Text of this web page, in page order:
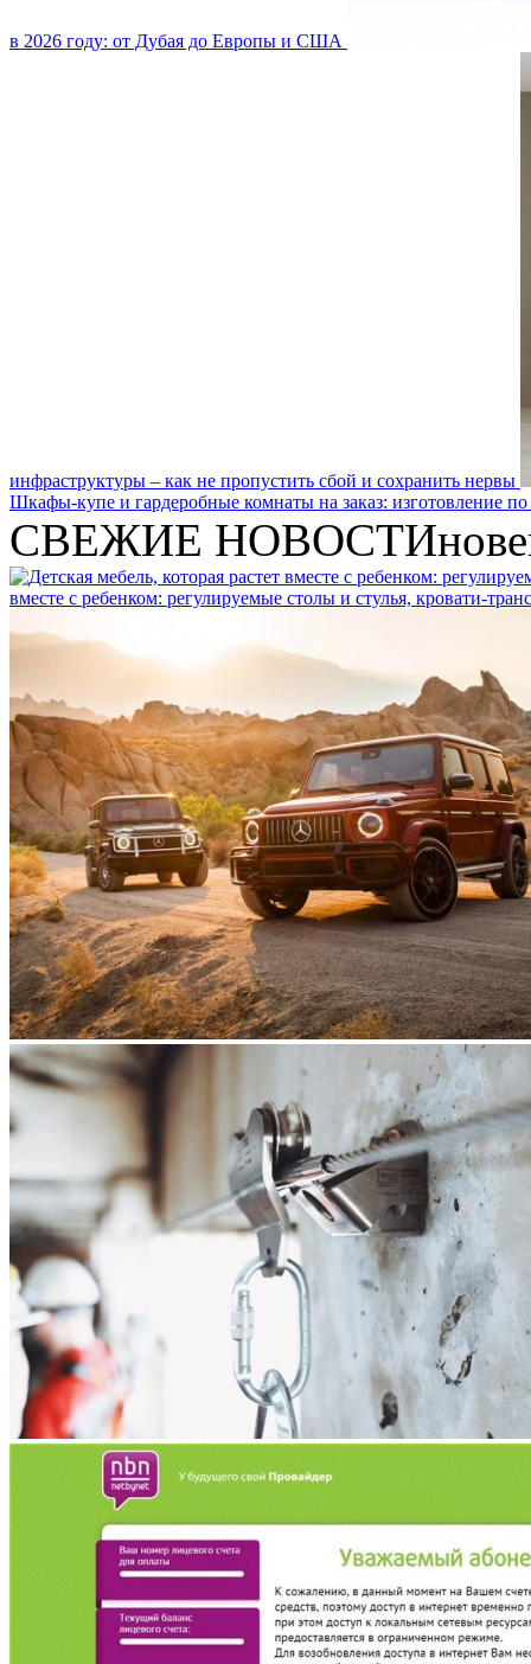
в 2026 году: от Дубая до Европы и США
инфраструктуры – как не пропустить сбой и сохранить нервы
Шкафы-купе и гардеробные комнаты на заказ: изготовление по
СВЕЖИЕ НОВОСТИ
вместе с ребенком: регулируемые столы и стулья, кровати-